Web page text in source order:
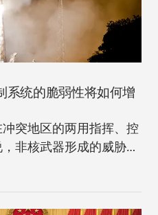
系统的脆弱性将如何增
突地区的两用指挥、控
非核武器形成的威胁越